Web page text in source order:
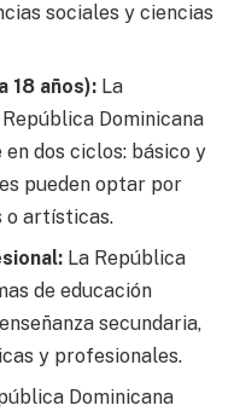
sociales y ciencias
18 años): La
Dominicana
dos ciclos: básico y
pueden optar por
o artísticas.
La República
de educación
secundaria,
y profesionales.
Dominicana